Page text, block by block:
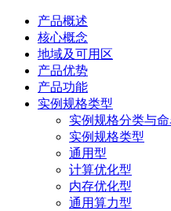
产品概述
核心概念
地域及可用区
产品优势
产品功能
实例规格类型
实例规格分类与命
实例规格类型
通用型
计算优化型
内存优化型
通用算力型